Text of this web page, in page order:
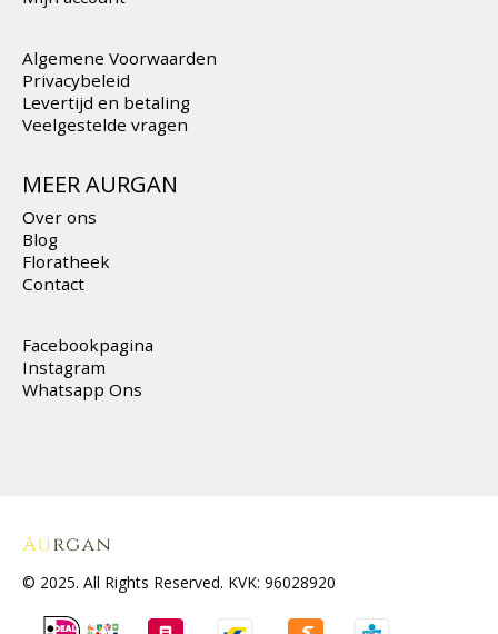
Algemene Voorwaarden
Privacybeleid
Levertijd en betaling
Veelgestelde vragen
MEER AURGAN
Over ons
Blog
Floratheek
Contact
Facebookpagina
Instagram
Whatsapp Ons
© 2025. All Rights Reserved. KVK: 96028920